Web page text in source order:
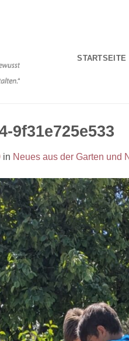
STARTSEITE
9f31e725e533
in Neues aus der Garten und